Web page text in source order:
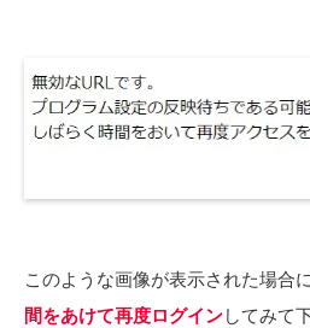
このような画像が表示された場合に
間をあけて再度ログインしてみて